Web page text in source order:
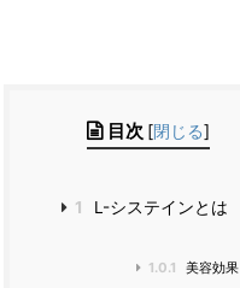
目次 [閉じる]
1 L-システインとは
1.0.1 美容効果